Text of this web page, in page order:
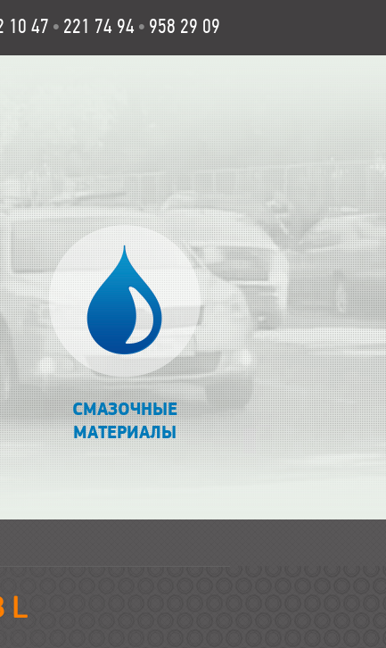
10 47 • 221 74 94 • 958 29 09
СМАЗОЧНЫЕ
МАТЕРИАЛЫ
L